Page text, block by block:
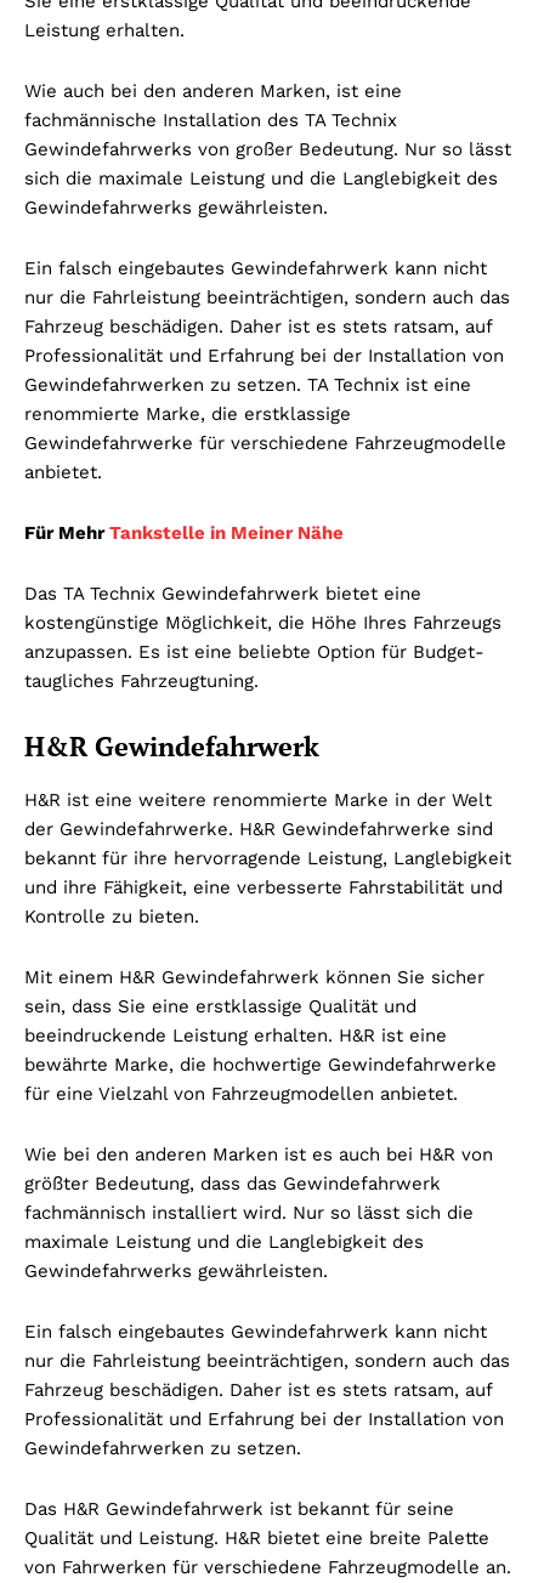
Leistung erhalten.
Wie auch bei den anderen Marken, ist eine
fachmännische Installation des TA Technix
Gewindefahrwerks von großer Bedeutung. Nur so lässt
sich die maximale Leistung und die Langlebigkeit des
Gewindefahrwerks gewährleisten.
Ein falsch eingebautes Gewindefahrwerk kann nicht
nur die Fahrleistung beeinträchtigen, sondern auch das
Fahrzeug beschädigen. Daher ist es stets ratsam, auf
Professionalität und Erfahrung bei der Installation von
Gewindefahrwerken zu setzen. TA Technix ist eine
renommierte Marke, die erstklassige
Gewindefahrwerke für verschiedene Fahrzeugmodelle
anbietet.
Für MehrTankstelle in Meiner Nähe
Das TA Technix Gewindefahrwerk bietet eine
kostengünstige Möglichkeit, die Höhe Ihres Fahrzeugs
anzupassen. Es ist eine beliebte Option für Budget-
taugliches Fahrzeugtuning.
H&R Gewindefahrwerk
H&R ist eine weitere renommierte Marke in der Welt
der Gewindefahrwerke. H&R Gewindefahrwerke sind
bekannt für ihre hervorragende Leistung, Langlebigkeit
und ihre Fähigkeit, eine verbesserte Fahrstabilität und
Kontrolle zu bieten.
Mit einem H&R Gewindefahrwerk können Sie sicher
sein, dass Sie eine erstklassige Qualität und
beeindruckende Leistung erhalten. H&R ist eine
bewährte Marke, die hochwertige Gewindefahrwerke
für eine Vielzahl von Fahrzeugmodellen anbietet.
Wie bei den anderen Marken ist es auch bei H&R von
größter Bedeutung, dass das Gewindefahrwerk
fachmännisch installiert wird. Nur so lässt sich die
maximale Leistung und die Langlebigkeit des
Gewindefahrwerks gewährleisten.
Ein falsch eingebautes Gewindefahrwerk kann nicht
nur die Fahrleistung beeinträchtigen, sondern auch das
Fahrzeug beschädigen. Daher ist es stets ratsam, auf
Professionalität und Erfahrung bei der Installation von
Gewindefahrwerken zu setzen.
Das H&R Gewindefahrwerk ist bekannt für seine
Qualität und Leistung. H&R bietet eine breite Palette
von Fahrwerken für verschiedene Fahrzeugmodelle an.